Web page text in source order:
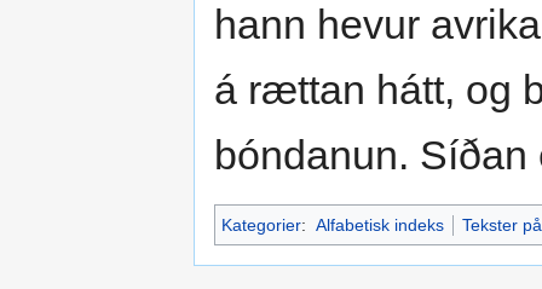
hann hevur
á rættan hátt, og
bóndanun.
Kategorier: Alfabetisk indeks Tekster